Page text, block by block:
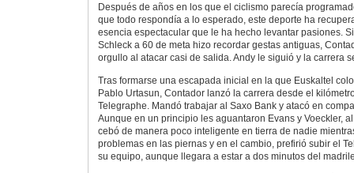
Después de años en los que el ciclismo parecía
que todo respondía a lo esperado, este deporte ha
esencia espectacular que le ha hecho levantar pasiones.
Schleck a 60 de meta hizo recordar gestas antiguas,
orgullo al atacar casi de salida. Andy le siguió y la carrera
Tras formarse una escapada inicial en la que Euskaltel
Pablo Urtasun, Contador lanzó la carrera desde el
Telegraphe. Mandó trabajar al Saxo Bank y atacó en
Aunque en un principio les aguantaron Evans y Voeckler,
cebó de manera poco inteligente en tierra de nadie
problemas en las piernas y en el cambio, prefirió subir el
su equipo, aunque llegara a estar a dos minutos del